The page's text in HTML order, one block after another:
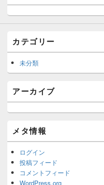
カテゴリー
未分類
アーカイブ
メタ情報
ログイン
投稿フィード
コメントフィード
WordPress.org